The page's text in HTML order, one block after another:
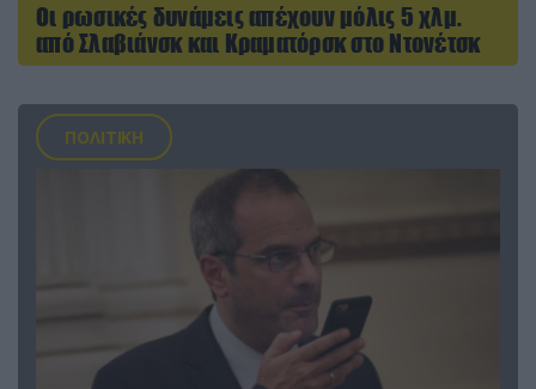
Οι ρωσικές δυνάμεις απέχουν μόλις 5 χλμ.
από Σλαβιάνσκ και Κραματόρσκ στο Ντονέτσκ
ΠΟΛΙΤΙΚΗ